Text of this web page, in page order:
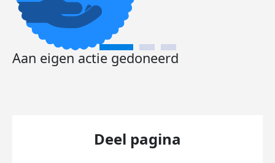
Aan eigen actie gedoneerd
Deel pagina